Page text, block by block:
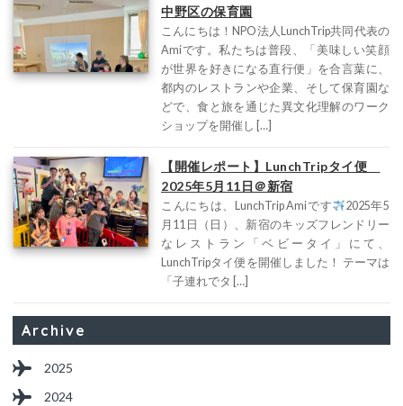
中野区の保育園
こんにちは！NPO法人LunchTrip共同代表の
Amiです。私たちは普段、「美味しい笑顔
が世界を好きになる直行便」を合言葉に、
都内のレストランや企業、そして保育園な
どで、食と旅を通じた異文化理解のワーク
ショップを開催し […]
【開催レポート】LunchTripタイ便
2025年5月11日＠新宿
こんにちは、LunchTrip Amiです
2025年5
月11日（日）、新宿のキッズフレンドリー
なレストラン「ベビータイ」にて、
LunchTripタイ便を開催しました！ テーマは
「子連れでタ […]
Archive
2025
2024